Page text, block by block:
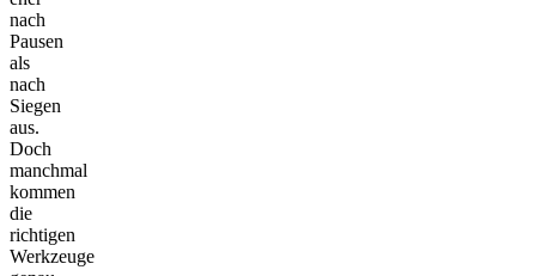
nach
Pausen
als
nach
Siegen
aus.
Doch
manchmal
kommen
die
richtigen
Werkzeuge